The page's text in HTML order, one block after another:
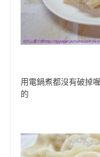
用電鍋煮都沒有破掉
的